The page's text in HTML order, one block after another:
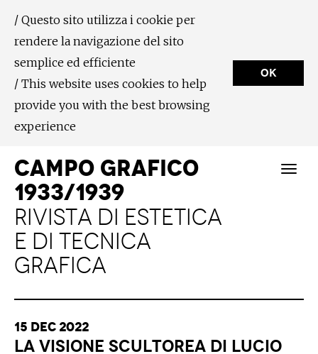
/ Questo sito utilizza i cookie per
rendere la navigazione del sito
semplice ed efficiente
/ This website uses cookies to help
provide you with the best browsing
experience
OK
CAMPO GRAFICO
1933/1939
RIVISTA DI ESTETICA
E DI TECNICA
GRAFICA
15 Dec 2022
LA VISIONE SCULTOREA DI LUCIO